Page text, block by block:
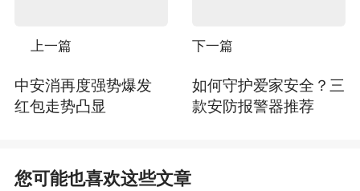
上一篇
中安消再度强势爆发
红包走势凸显
下一篇
如何守护爱家安全？三
款安防报警器推荐
您可能也喜欢这些文章